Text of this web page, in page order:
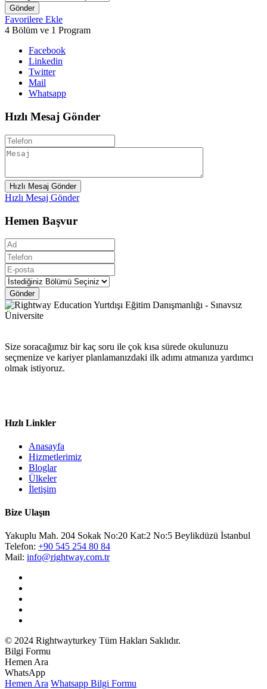
Gönder
Favorilere Ekle
4 Bölüm ve 1 Program
Facebook
Linkedin
Twitter
Mail
Whatsapp
Hızlı Mesaj Gönder
Hızlı Mesaj Gönder
Hızlı Mesaj Gönder
Hemen Başvur
Gönder
Size soracağımız bir kaç soru ile çok kısa sürede okulunuzu
seçmenize ve kariyer planlamanızdaki ilk adımı atmanıza yardımcı
olmak istiyoruz.
Hızlı Linkler
Anasayfa
Hizmetlerimiz
Bloglar
Ülkeler
İletişim
Bize Ulaşın
Yakuplu Mah. 204 Sokak No:20 Kat:2 No:5 Beylikdüzü İstanbul
Telefon: +90 545 254 80 84
Mail: info@rightway.com.tr
© 2024 Rightwayturkey Tüm Hakları Saklıdır.
Bilgi Formu
Hemen Ara
WhatsApp
Hemen Ara Whatsapp Bilgi Formu